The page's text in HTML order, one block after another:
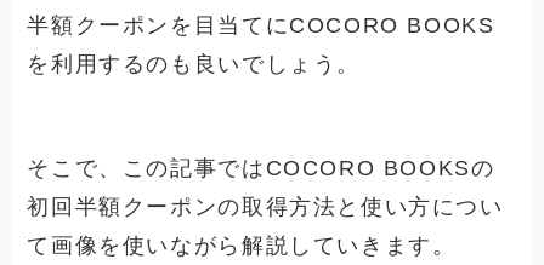
半額クーポンを目当てにCOCORO BOOKS
を利用するのも良いでしょう。
そこで、この記事ではCOCORO BOOKSの
初回半額クーポンの取得方法と使い方につい
て画像を使いながら解説していきます。